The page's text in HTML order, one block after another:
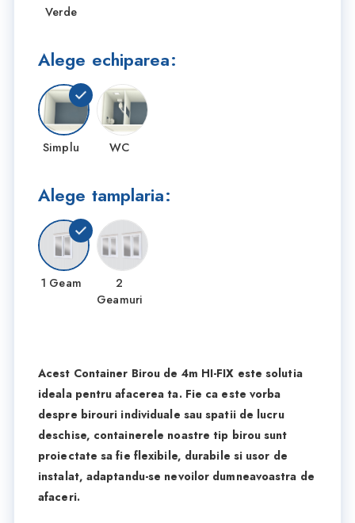
Verde
Alege echiparea:
Simplu WC
Alege tamplaria:
1 Geam
2
Geamuri
Acest Container Birou de 4m HI-FIX este solutia
ideala pentru afacerea ta. Fie ca este vorba
despre birouri individuale sau spatii de lucru
deschise, containerele noastre tip birou sunt
proiectate sa fie flexibile, durabile si usor de
instalat, adaptandu-se nevoilor dumneavoastra de
afaceri.